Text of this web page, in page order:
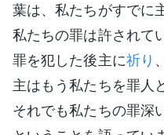
葉は、私たちがすでに
私たちの罪は許されて
罪を犯した後主に祈り
主はもう私たちを罪人
それでも私たちの罪深